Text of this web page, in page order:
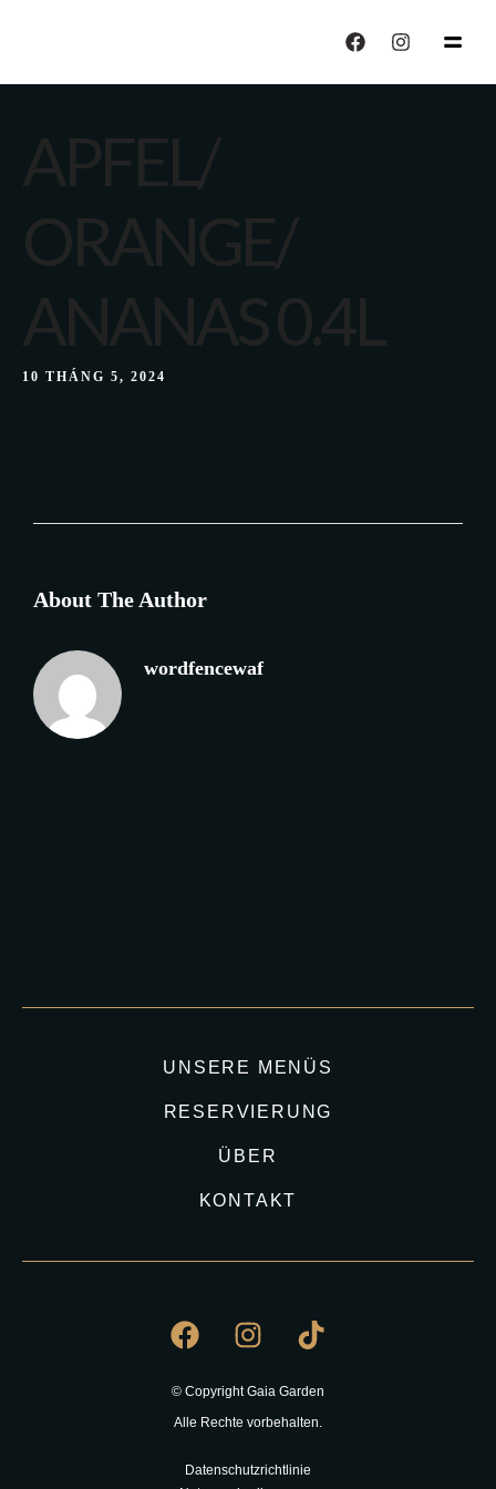
APFEL/
ORANGE/
ANANAS 0.4L
10 THÁNG 5, 2024
About The Author
wordfencewaf
UNSERE MENÜS
RESERVIERUNG
ÜBER
KONTAKT
© Copyright Gaia Garden
Alle Rechte vorbehalten.
Datenschutzrichtlinie